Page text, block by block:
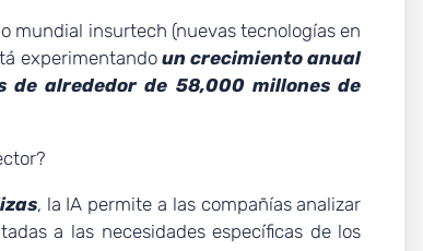
mundial insurtech (nuevas tecnologías en
experimentando un crecimiento anual
de alrededor de 58,000 millones de
, la IA permite a las compañías analizar
a las necesidades específicas de los